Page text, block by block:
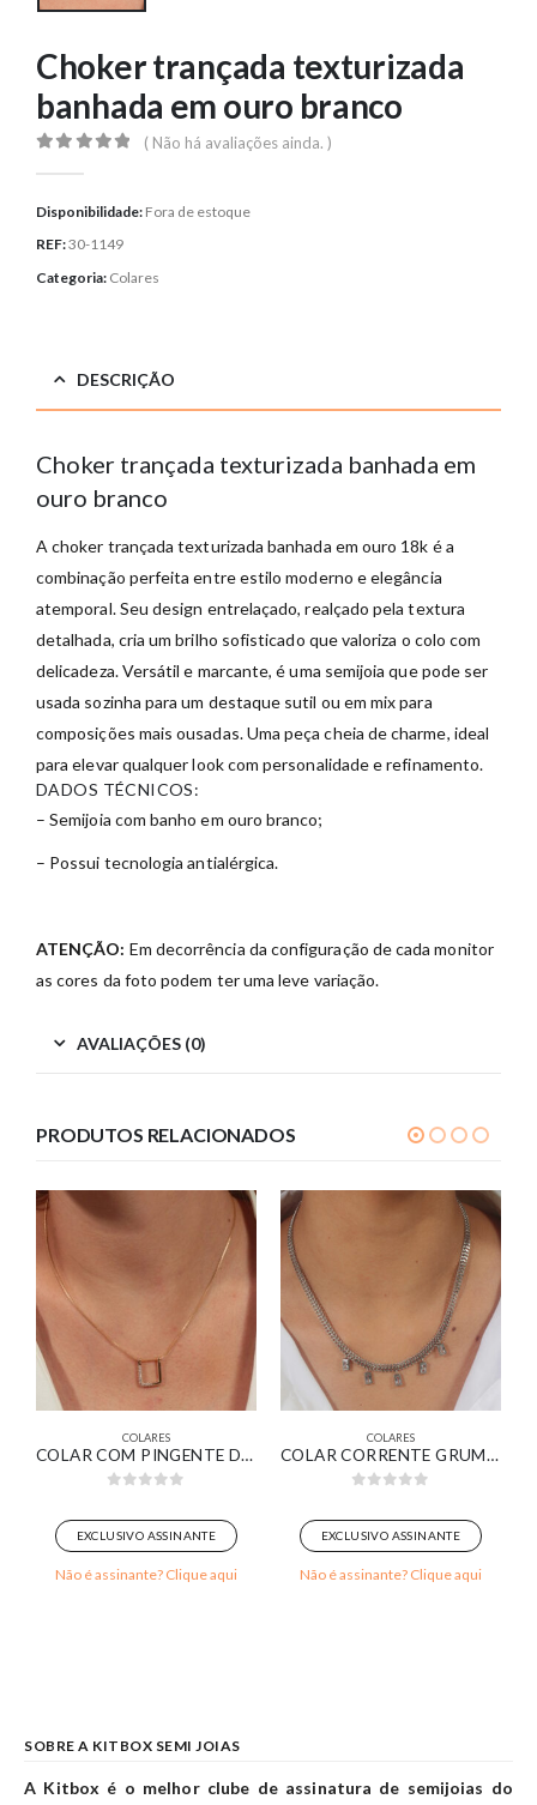
Choker trançada texturizada
banhada em ouro branco
( Não há avaliações ainda. )
Disponibilidade: Fora de estoque
REF:30-1149
Categoria: Colares
DESCRIÇÃO
Choker trançada texturizada banhada em
ouro branco
A choker trançada texturizada banhada em ouro 18k é a
combinação perfeita entre estilo moderno e elegância
atemporal. Seu design entrelaçado, realçado pela textura
detalhada, cria um brilho sofisticado que valoriza o colo com
delicadeza. Versátil e marcante, é uma semijoia que pode ser
usada sozinha para um destaque sutil ou em mix para
composições mais ousadas. Uma peça cheia de charme, ideal
para elevar qualquer look com personalidade e refinamento.
DADOS TÉCNICOS:
– Semijoia com banho em ouro branco;
– Possui tecnologia antialérgica.
ATENÇÃO: Em decorrência da configuração de cada monitor
as cores da foto podem ter uma leve variação.
AVALIAÇÕES (0)
PRODUTOS RELACIONADOS
COLARES
COLAR COM PINGENTE DESIGN MINIMALISTA DELICADO BANHADO EM OURO 18K
EXCLUSIVO ASSINANTE
Não é assinante? Clique aqui
COLARES
COLAR CORRENTE GRUMET TEXTURIZADA COM PINGENTES RETANGULARES CRISTAL BANHADO EM OURO BRANCO
EXCLUSIVO ASSINANTE
Não é assinante? Clique aqui
SOBRE A KITBOX SEMI JOIAS
A Kitbox é o melhor clube de assinatura de semijoias do